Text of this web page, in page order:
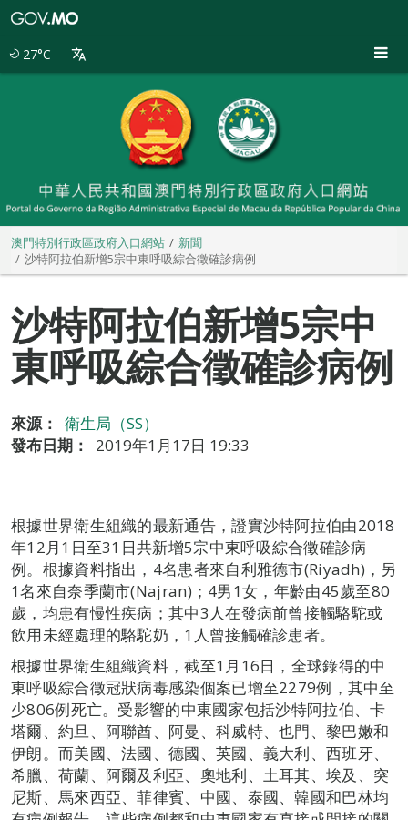
27°C
澳門特別行政區政府入口網站
新聞
沙特阿拉伯新增5宗中東呼吸綜合徵確診病例
沙特阿拉伯新增5宗中
東呼吸綜合徵確診病例
來源：
衛生局（SS）
發布日期：
2019年1月17日 19:33
根據世界衛生組織的最新通告，證實沙特阿拉伯由2018
年12月1日至31日共新增5宗中東呼吸綜合徵確診病
例。根據資料指出，4名患者來自利雅德市(Riyadh)，另
1名來自奈季蘭市(Najran)；4男1女，年齡由45歲至80
歲，均患有慢性疾病；其中3人在發病前曾接觸駱駝或
飲用未經處理的駱駝奶，1人曾接觸確診患者。
根據世界衛生組織資料，截至1月16日，全球錄得的中
東呼吸綜合徵冠狀病毒感染個案已增至2279例，其中至
少806例死亡。受影響的中東國家包括沙特阿拉伯、卡
塔爾、約旦、阿聯酋、阿曼、科威特、也門、黎巴嫩和
伊朗。而美國、法國、德國、英國、義大利、西班牙、
希臘、荷蘭、阿爾及利亞、奧地利、土耳其、埃及、突
尼斯、馬來西亞、菲律賓、中國、泰國、韓國和巴林均